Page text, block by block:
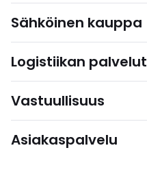
Sähköinen kauppa
Logistiikan palvelut
Vastuullisuus
Asiakaspalvelu